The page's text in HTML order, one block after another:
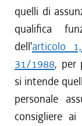
quelli di
qualifica
dell'articolo
31/1988, per
si intende
personale
consigliere